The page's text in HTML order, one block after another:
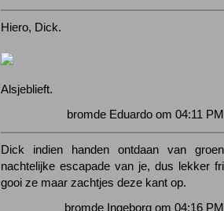
Hiero, Dick.
Alsjeblieft.
bromde Eduardo om 04:11
Dick indien handen ontdaan van
nachtelijke escapade van je, dus lekker
gooi ze maar zachtjes deze kant op.
bromde Ingeborg om 04:16